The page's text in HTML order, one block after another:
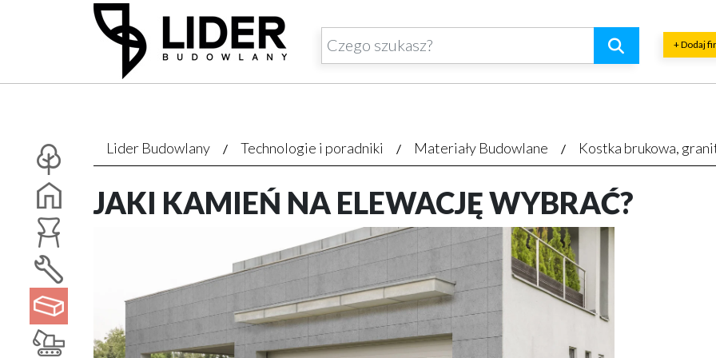
+ Dodaj
Lider Budowlany Technologie i poradniki Materiały Budowlane Kostka brukowa,
JAKI KAMIEŃ NA ELEWACJĘ WYBRAĆ?